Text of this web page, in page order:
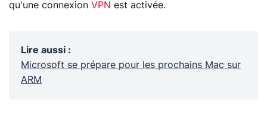
qu'une connexion VPN est activée.
Lire aussi :
Microsoft se prépare pour les prochains Mac sur
ARM